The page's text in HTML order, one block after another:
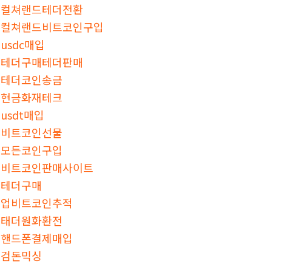
컬쳐랜드테더전환
컬쳐랜드비트코인구입
usdc매입
테더구매테더판매
테더코인송금
현금화재테크
usdt매입
비트코인선물
모든코인구입
비트코인판매사이트
테더구매
업비트코인추적
태더원화환전
핸드폰결제매입
검돈믹싱